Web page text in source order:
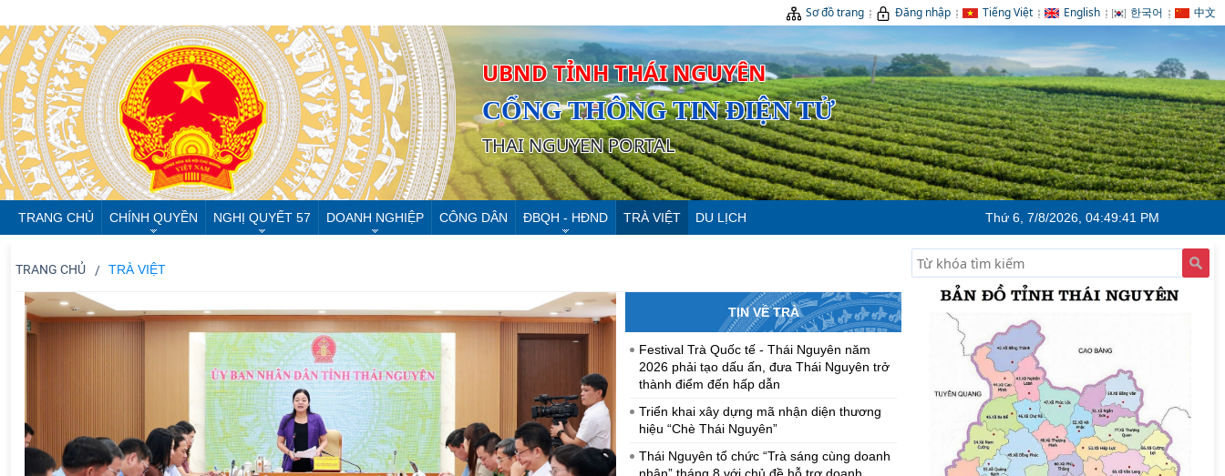
Sơ đồ trang Đăng nhập Tiếng Việt English 한국어 中文
UBND TỈNH THÁI NGUYÊN
CỔNG THÔNG TIN ĐIỆN TỬ
THAI NGUYEN PORTAL
TRANG CHỦ CHÍNH QUYỀN NGHỊ QUYẾT 57 DOANH NGHIỆP CÔNG DÂN ĐBQH - HĐND TRÀ VIỆT DU LỊCH Thứ 6, 7/8/2026, 04:49:42 PM
TRANG CHỦ TRÀ VIỆT
TIN VỀ TRÀ
Festival Trà Quốc tế - Thái Nguyên năm
2026 phải tạo dấu ấn, đưa Thái Nguyên trở
thành điểm đến hấp dẫn
Triển khai xây dựng mã nhận diện thương
hiệu “Chè Thái Nguyên”
Thái Nguyên tổ chức “Trà sáng cùng doanh